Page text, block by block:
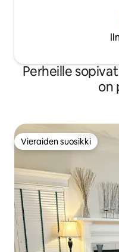
Perheille
on
Vieraiden suosikki
Vieraiden suosikki